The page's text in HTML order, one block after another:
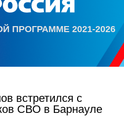
ПРОГРАММЕ 2021-2026
встретился с
СВО в Барнауле